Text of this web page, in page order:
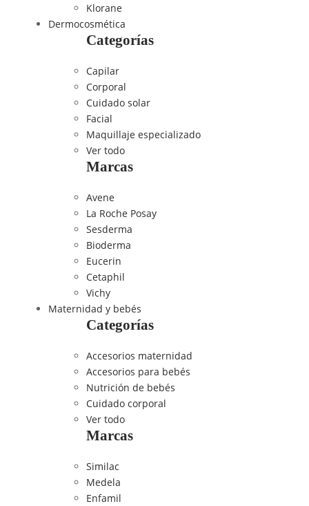
Klorane
Dermocosmética
Categorías
Capilar
Corporal
Cuidado solar
Facial
Maquillaje especializado
Ver todo
Marcas
Avene
La Roche Posay
Sesderma
Bioderma
Eucerin
Cetaphil
Vichy
Maternidad y bebés
Categorías
Accesorios maternidad
Accesorios para bebés
Nutrición de bebés
Cuidado corporal
Ver todo
Marcas
Similac
Medela
Enfamil